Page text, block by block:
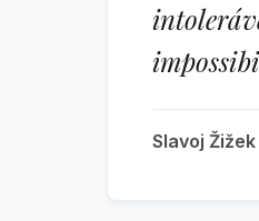
Slavoj Žižek